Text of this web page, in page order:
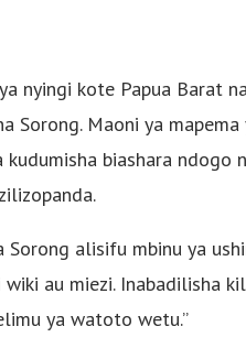
nyingi kote Papua Barat
Sorong. Maoni ya mapema
biashara ndogo
alisifu mbinu ya
au miezi. Inabadilisha
ya watoto wetu.”